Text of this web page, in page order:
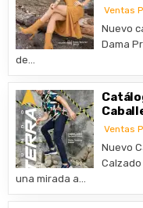
Ventas
Nuevo
Dama
de…
Ventas
Nuevo
una mirada a…